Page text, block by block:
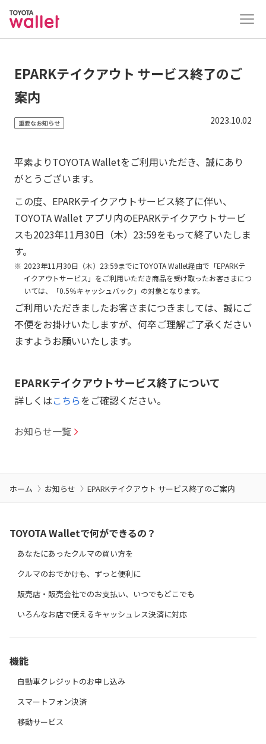
EPARKテイクアウト サービス終了のご
案内
重要なお知らせ 2023.10.02
平素よりTOYOTA Walletをご利用いただき、誠にあり
がとうございます。
この度、EPARKテイクアウトサービス終了に伴い、
TOYOTA Wallet アプリ内のEPARKテイクアウトサービ
スも2023年11月30日（木）23:59をもって終了いたしま
す。
2023年11月30日（木）23:59までにTOYOTA Wallet経由で「EPARKテ
イクアウトサービス」をご利用いただき商品を受け取ったお客さまにつ
いては、「0.5％キャッシュバック」の対象となります。
ご利用いただきましたお客さまにつきましては、誠にご
不便をお掛けいたしますが、何卒ご理解ご了承ください
ますようお願いいたします。
EPARKテイクアウトサービス終了について
詳しくはこちらをご確認ください。
お知らせ一覧
ホーム お知らせ EPARKテイクアウト サービス終了のご案内
TOYOTA Walletで何ができるの？
あなたにあったクルマの買い方を
クルマのおでかけも、ずっと便利に
販売店・販売会社でのお支払い、いつでもどこでも
いろんなお店で使えるキャッシュレス決済に対応
機能
自動車クレジットのお申し込み
スマートフォン決済
移動サービス